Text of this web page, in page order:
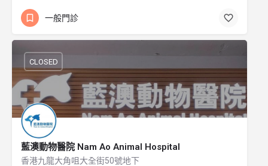
一般門診
藍澳動物醫院 Nam Ao Animal Hospital
香港九龍大角咀大全街50號地下
CLOSED